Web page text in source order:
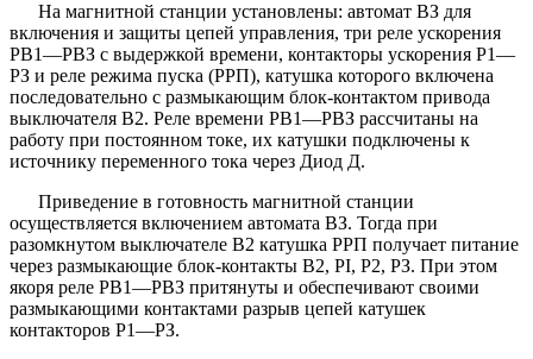
На магнитной станции установлены: автомат ВЗ для
включения и защиты цепей управления, три реле ускорения
РВ1—РВЗ с выдержкой времени, контакторы ускорения Р1—
РЗ и реле режима пуска (РРП), катушка которого включена
последовательно с размыкающим блок-контактом привода
выключателя В2. Реле времени РВ1—РВЗ рассчитаны на
работу при постоянном токе, их катушки подключены к
источнику переменного тока через Диод Д.
Приведение в готовность магнитной станции
осуществляется включением автомата ВЗ. Тогда при
разомкнутом выключателе В2 катушка РРП получает питание
через размыкающие блок-контакты В2, PI, Р2, РЗ. При этом
якоря реле РВ1—РВЗ притянуты и обеспечивают своими
размыкающими контактами разрыв цепей катушек
контакторов Р1—РЗ.